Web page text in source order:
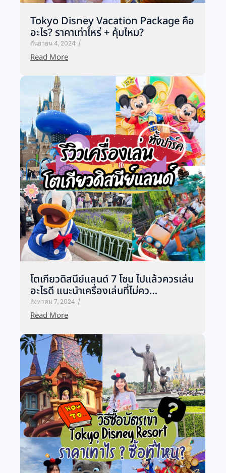
Tokyo Disney Vacation Package คือ
อะไร? ราคาเท่าไหร่ + คุ้มไหม?
กันยายน 4, 2024 /
Read More
โตเกียวดิสนีย์แลนด์ 7 โซน ไปแล้วควรเล่น
อะไรดี แนะนำเครื่องเล่นที่ไม่คว…
สิงหาคม 7, 2024 /
Read More